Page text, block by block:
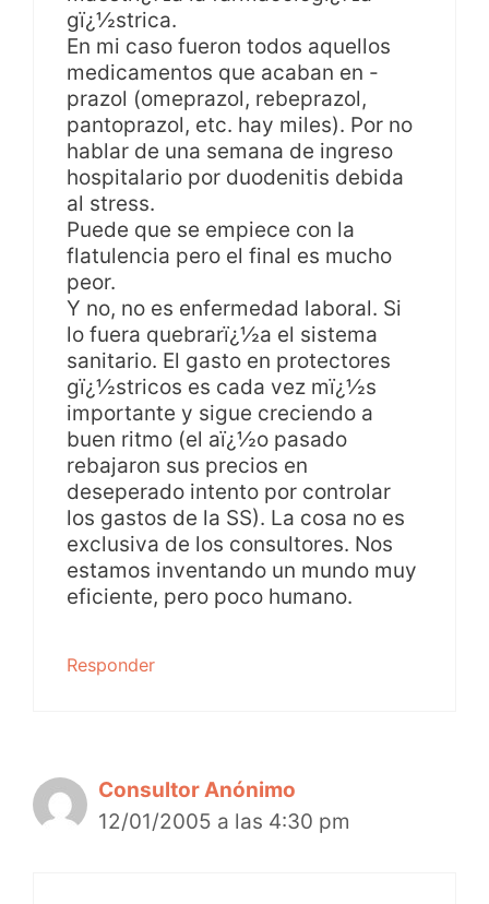
gï¿½strica.
En mi caso fueron todos aquellos
medicamentos que acaban en -
prazol (omeprazol, rebeprazol,
pantoprazol, etc. hay miles). Por no
hablar de una semana de ingreso
hospitalario por duodenitis debida
al stress.
Puede que se empiece con la
flatulencia pero el final es mucho
peor.
Y no, no es enfermedad laboral. Si
lo fuera quebrarï¿½a el sistema
sanitario. El gasto en protectores
gï¿½stricos es cada vez mï¿½s
importante y sigue creciendo a
buen ritmo (el aï¿½o pasado
rebajaron sus precios en
deseperado intento por controlar
los gastos de la SS). La cosa no es
exclusiva de los consultores. Nos
estamos inventando un mundo muy
eficiente, pero poco humano.
Responder
Consultor Anónimo
12/01/2005 a las 4:30 pm